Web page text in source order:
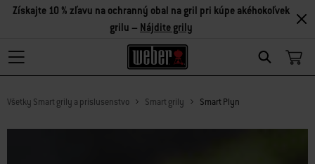
Search
Získajte 10 % zľavu na ochranný obal na gril pri kúpe akéhokoľvek
grilu – Nájdite grily
Všetky Smart grily a prislusenstvo Smart grily Smart Plyn